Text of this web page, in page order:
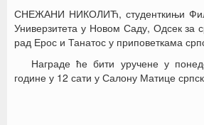
СНЕЖАНИ НИКОЛИЋ, студенткињи
Универзитета у Новом Саду, Одсек за
рад Ерос и Танатос у приповеткама
Награде ће бити уручене у
године у 12 сати у Салону Матице